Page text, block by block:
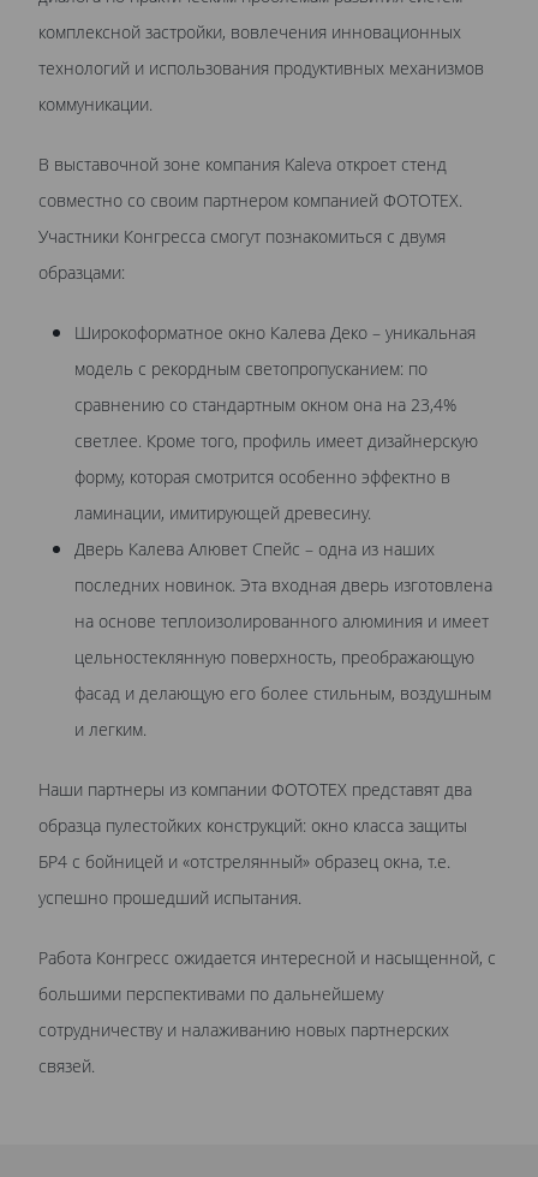
комплексной застройки, вовлечения инновационных
технологий и использования продуктивных механизмов
коммуникации.
В выставочной зоне компания Kaleva откроет стенд
совместно со своим партнером компанией ФОТОТЕХ.
Участники Конгресса смогут познакомиться с двумя
образцами:
Широкоформатное окно Калева Деко – уникальная
модель с рекордным светопропусканием: по
сравнению со стандартным окном она на 23,4%
светлее. Кроме того, профиль имеет дизайнерскую
форму, которая смотрится особенно эффектно в
ламинации, имитирующей древесину.
Дверь Калева Алювет Спейс – одна из наших
последних новинок. Эта входная дверь изготовлена
на основе теплоизолированного алюминия и имеет
цельностеклянную поверхность, преображающую
фасад и делающую его более стильным, воздушным
и легким.
Наши партнеры из компании ФОТОТЕХ представят два
образца пулестойких конструкций: окно класса защиты
БР4 с бойницей и «отстрелянный» образец окна, т.е.
успешно прошедший испытания.
Работа Конгресс ожидается интересной и насыщенной, с
большими перспективами по дальнейшему
сотрудничеству и налаживанию новых партнерских
связей.